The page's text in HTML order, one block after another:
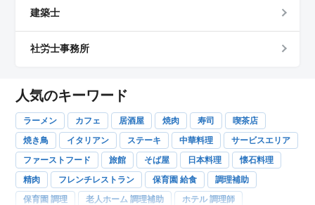
建築士
社労士事務所
人気のキーワード
ラーメン カフェ 居酒屋 焼肉 寿司
喫茶店
焼き鳥
イタリアン ステーキ 中華料理
サービスエリア
ファーストフード
旅館 そば屋 日本料理
懐石料理
精肉
フレンチレストラン 保育園 給食
調理補助
保育園 調理
老人ホーム 調理補助
ホテル 調理師